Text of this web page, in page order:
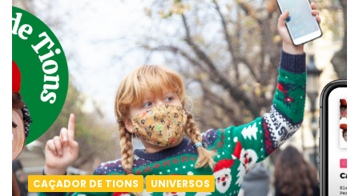
CAÇADOR DE TIONS UNIVERSOS